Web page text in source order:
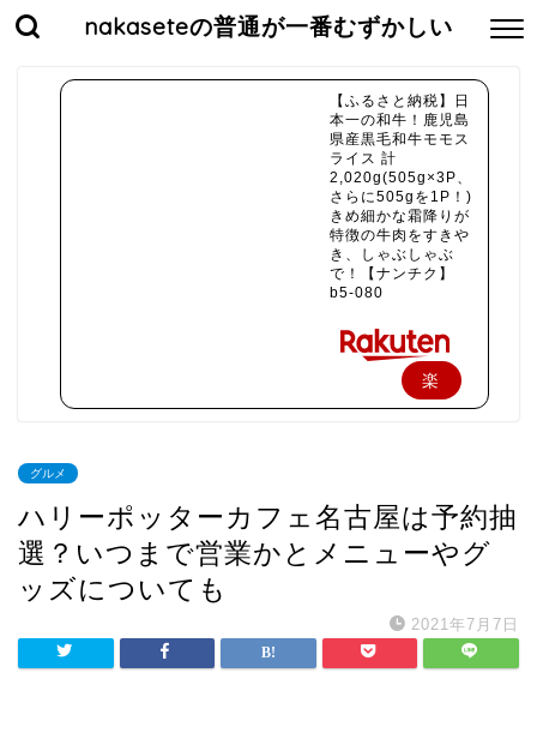
nakaseteの普通が一番むずかしい
【ふるさと納税】日
本一の和牛！鹿児島
県産黒毛和牛モモス
ライス 計
2,020g(505g×3P、
さらに505gを1P！)
きめ細かな霜降りが
特徴の牛肉をすきや
き、しゃぶしゃぶ
で！【ナンチク】
b5-080
楽
入
グルメ
ハリーポッターカフェ名古屋は予約抽
選？いつまで営業かとメニューやグ
ッズについても
2021年7月7日